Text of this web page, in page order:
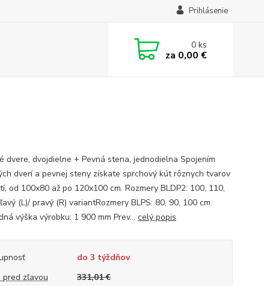
Prihlásenie
0ks
za 0,00 €
dvere, dvojdielne + Pevná stena, jednodielna Spojením
dverí a pevnej steny získate sprchový kút rôznych tvarov
od 100x80 až po 120x100 cm. Rozmery BLDP2: 100, 110,
(L)/ pravý (R) variantRozmery BLPS: 80, 90, 100 cm
výška výrobku: 1 900 mm Prev... celý popis
do 3 týždňov
pred zľavou
331,01 €